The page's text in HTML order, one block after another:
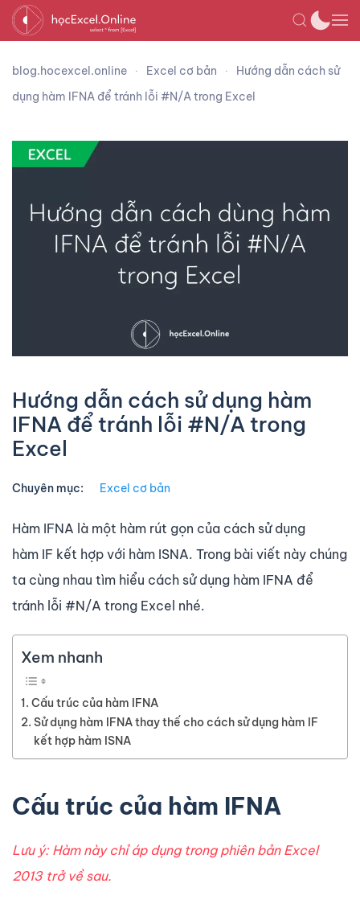
blog.hocexcel.online Excel cơ bản
Hướng dẫn cách sử
dụng hàm IFNA để tránh lỗi #N/A trong Excel
Hướng dẫn cách sử dụng hàm
IFNA để tránh lỗi #N/A trong
Excel
Chuyên mục: Excel cơ bản
Hàm IFNA là một hàm rút gọn của cách sử dụng
hàm IF kết hợp với hàm ISNA. Trong bài viết này chúng
ta cùng nhau tìm hiểu cách sử dụng hàm IFNA để
tránh lỗi #N/A trong Excel nhé.
Xem nhanh
Cấu trúc của hàm IFNA
Sử dụng hàm IFNA thay thế cho cách sử dụng hàm IF
kết hợp hàm ISNA
Cấu trúc của hàm IFNA
Lưu ý: Hàm này chỉ áp dụng trong phiên bản Excel
2013 trở về sau.